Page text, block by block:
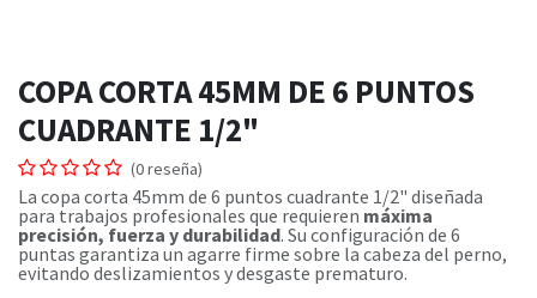
COPA CORTA 45MM DE 6 PUNTOS
CUADRANTE 1/2"
(0 reseña)
La copa corta 45mm de 6 puntos cuadrante 1/2" diseñada
para trabajos profesionales que requieren máxima
precisión, fuerza y durabilidad. Su configuración de 6
puntas garantiza un agarre firme sobre la cabeza del perno,
evitando deslizamientos y desgaste prematuro.